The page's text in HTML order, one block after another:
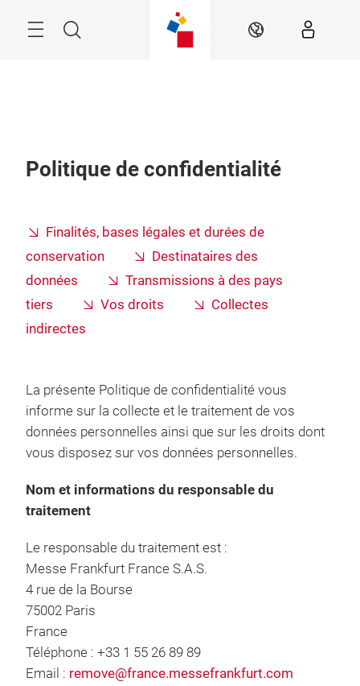
Rechercher FR
Politique de confidentialité
Finalités, bases légales et durées de
conservation
Destinataires des
données
Transmissions à des pays
tiers
Vos droits
Collectes
indirectes
La présente Politique de confidentialité vous
informe sur la collecte et le traitement de vos
données personnelles ainsi que sur les droits dont
vous disposez sur vos données personnelles.
Nom et informations du responsable du
traitement
Le responsable du traitement est :
Messe Frankfurt France S.A.S.
4 rue de la Bourse
75002 Paris
France
Téléphone : +33 1 55 26 89 89
Email : remove@france.messefrankfurt.com